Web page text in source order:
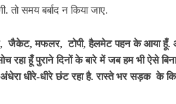
तो समय बर्बाद न किया जाए.
जैकेट, मफलर, टोपी, हैलमेट पहन के आया हूँ.
रहा हूँ पुराने दिनों के बारे में जब हम भी ऐसे
धीरे-धीरे छंट रहा है. रास्ते भर सड़क के